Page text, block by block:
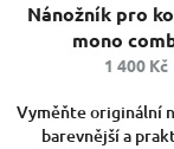
je
z
5
Nánožník pro
mono
1 400 Kč
Vyměňte originální
barevnější a